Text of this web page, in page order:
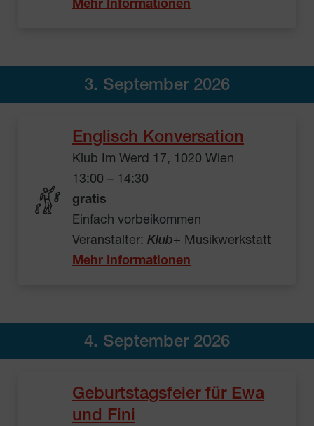
Mehr Informationen
3. September 2026
Englisch Konversation
Klub Im Werd 17, 1020 Wien
13:00 – 14:30
gratis
Einfach vorbeikommen
Veranstalter: Klub+ Musikwerkstatt
Mehr Informationen
4. September 2026
Geburtstagsfeier für Ewa
und Fini